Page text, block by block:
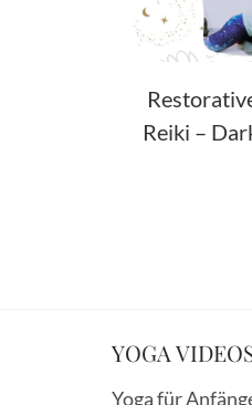
Reiki –
YOGA
Yoga für